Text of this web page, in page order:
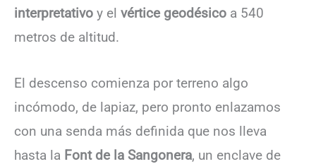
interpretativo y el vértice geodésico a 540
metros de altitud.
El descenso comienza por terreno algo
incómodo, de lapiaz, pero pronto enlazamos
con una senda más definida que nos lleva
hasta la Font de la Sangonera, un enclave de